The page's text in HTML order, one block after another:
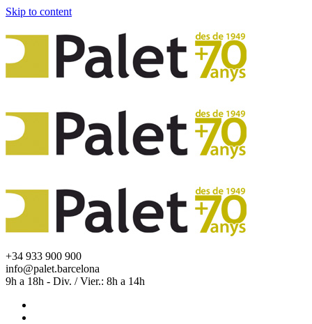
Skip to content
+34 933 900 900
info@palet.barcelona
9h a 18h - Div. / Vier.: 8h a 14h